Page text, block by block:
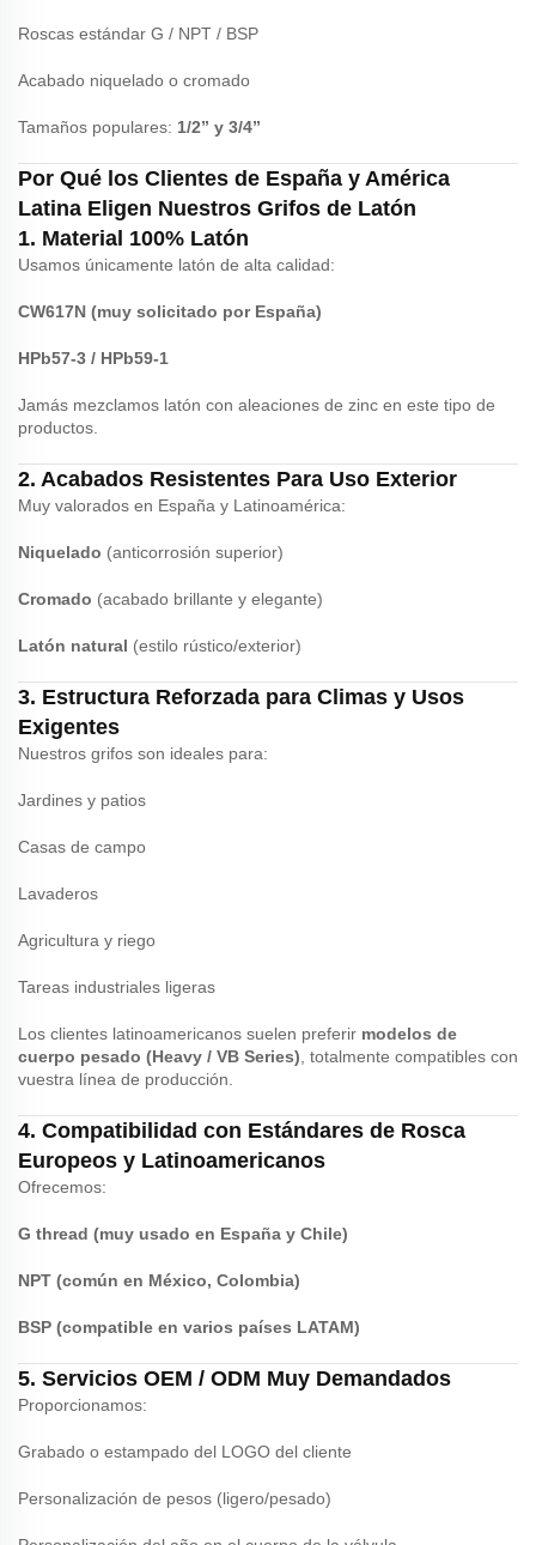
Roscas estándar G / NPT / BSP
Acabado niquelado o cromado
Tamaños populares: 1/2” y 3/4”
Por Qué los Clientes de España y América
Latina Eligen Nuestros Grifos de Latón
1. Material 100% Latón
Usamos únicamente latón de alta calidad:
CW617N (muy solicitado por España)
HPb57-3 / HPb59-1
Jamás mezclamos latón con aleaciones de zinc en este tipo de
productos.
2. Acabados Resistentes Para Uso Exterior
Muy valorados en España y Latinoamérica:
Niquelado (anticorrosión superior)
Cromado (acabado brillante y elegante)
Latón natural (estilo rústico/exterior)
3. Estructura Reforzada para Climas y Usos
Exigentes
Nuestros grifos son ideales para:
Jardines y patios
Casas de campo
Lavaderos
Agricultura y riego
Tareas industriales ligeras
Los clientes latinoamericanos suelen preferir modelos de
cuerpo pesado (Heavy / VB Series) , totalmente compatibles con
vuestra línea de producción.
4. Compatibilidad con Estándares de Rosca
Europeos y Latinoamericanos
Ofrecemos:
G thread (muy usado en España y Chile)
NPT (común en México, Colombia)
BSP (compatible en varios países LATAM)
5. Servicios OEM / ODM Muy Demandados
Proporcionamos:
Grabado o estampado del LOGO del cliente
Personalización de pesos (ligero/pesado)